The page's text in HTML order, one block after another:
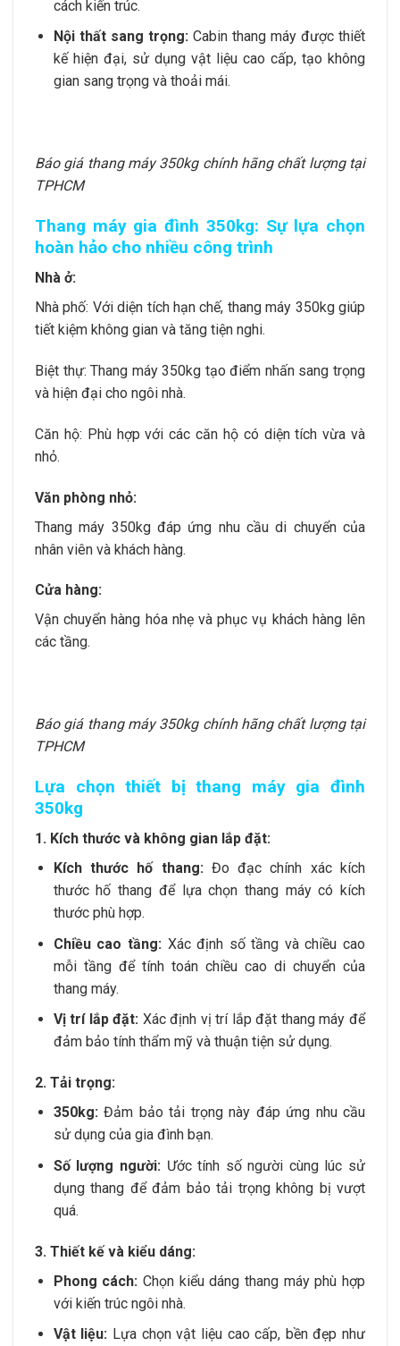
cách kiến trúc.
Nội thất sang trọng:Cabin thang máy được thiết
kế hiện đại, sử dụng vật liệu cao cấp, tạo không
gian sang trọng và thoải mái.
Báo giá thang máy 350kg chính hãng chất lượng tại
TPHCM
Thang máy gia đình 350kg: Sự lựa chọn
hoàn hảo cho nhiều công trình
Nhà ở:
Nhà phố: Với diện tích hạn chế, thang máy 350kg giúp
tiết kiệm không gian và tăng tiện nghi.
Biệt thự: Thang máy 350kg tạo điểm nhấn sang trọng
và hiện đại cho ngôi nhà.
Căn hộ: Phù hợp với các căn hộ có diện tích vừa và
nhỏ.
Văn phòng nhỏ:
Thang máy 350kg đáp ứng nhu cầu di chuyển của
nhân viên và khách hàng.
Cửa hàng:
Vận chuyển hàng hóa nhẹ và phục vụ khách hàng lên
các tầng.
Báo giá thang máy 350kg chính hãng chất lượng tại
TPHCM
Lựa chọn thiết bị thang máy gia đình
350kg
1. Kích thước và không gian lắp đặt:
Kích thước hố thang:Đo đạc chính xác kích
thước hố thang để lựa chọn thang máy có kích
thước phù hợp.
Chiều cao tầng:Xác định số tầng và chiều cao
mỗi tầng để tính toán chiều cao di chuyển của
thang máy.
Vị trí lắp đặt: Xác định vị trí lắp đặt thang máy để
đảm bảo tính thẩm mỹ và thuận tiện sử dụng.
2. Tải trọng:
350kg:Đảm bảo tải trọng này đáp ứng nhu cầu
sử dụng của gia đình bạn.
Số lượng người:Ước tính số người cùng lúc sử
dụng thang để đảm bảo tải trọng không bị vượt
quá.
3. Thiết kế và kiểu dáng:
Phong cách: Chọn kiểu dáng thang máy phù hợp
với kiến trúc ngôi nhà.
Vật liệu: Lựa chọn vật liệu cao cấp, bền đẹp như